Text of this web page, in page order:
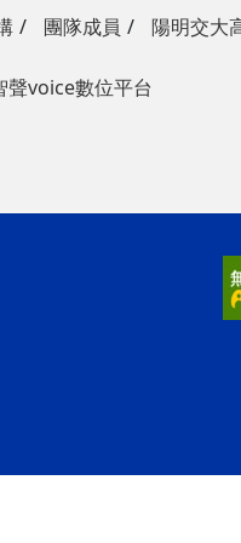
團隊成員 陽明交大
聲voice數位平台